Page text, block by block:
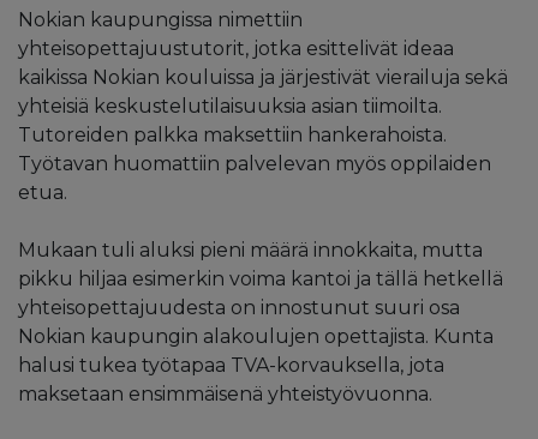
Nokian kaupungissa nimettiin
yhteisopettajuustutorit, jotka esittelivät ideaa
kaikissa Nokian kouluissa ja järjestivät vierailuja sekä
yhteisiä keskustelutilaisuuksia asian tiimoilta.
Tutoreiden palkka maksettiin hankerahoista.
Työtavan huomattiin palvelevan myös oppilaiden
etua.
Mukaan tuli aluksi pieni määrä innokkaita, mutta
pikku hiljaa esimerkin voima kantoi ja tällä hetkellä
yhteisopettajuudesta on innostunut suuri osa
Nokian kaupungin alakoulujen opettajista. Kunta
halusi tukea työtapaa TVA-korvauksella, jota
maksetaan ensimmäisenä yhteistyövuonna.